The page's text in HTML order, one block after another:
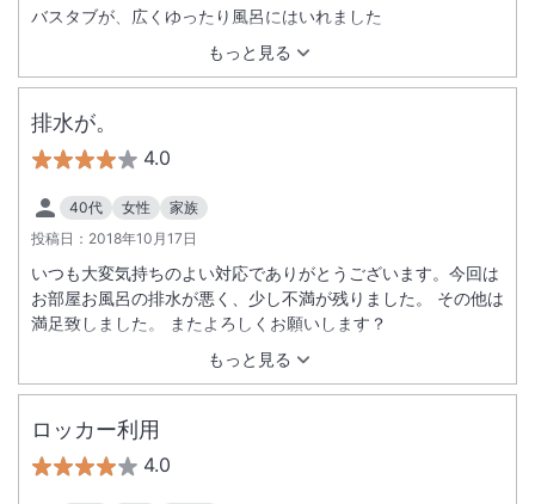
もっと見る
バスタブが、広くゆったり風呂にはいれました
排水が。
4.0
40代 女性
家族
投稿日： 2018年10月17日
もっと見る
いつも大変気持ちのよい対応でありがとうございます。今回は
お部屋お風呂の排水が悪く、少し不満が残りました。 その他は
満足致しました。 またよろしくお願いします？
ロッカー利用
4.0